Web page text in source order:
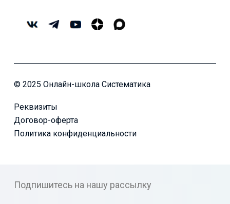
© 2025 Онлайн-школа Систематика
Реквизиты
Договор-оферта
Политика конфиденциальности
Подпишитесь на нашу рассылку